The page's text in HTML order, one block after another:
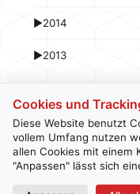
►2014
►2013
Kontakt
Cookies und
Diese Website benutzt
vollem Umfang nutzen
allen Cookies mit einem
"Anpassen" lässt sich